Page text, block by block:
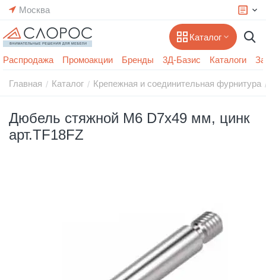
Москва
Каталог
Распродажа Промоакции Бренды 3Д-Базис Каталоги
Главная / Каталог / Крепежная и соединительная фурнитура
Дюбель стяжной М6 D7х49 мм, цинк
арт.TF18FZ